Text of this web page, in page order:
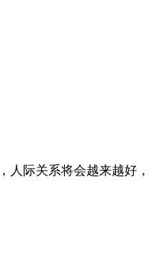
际关系将会越来越